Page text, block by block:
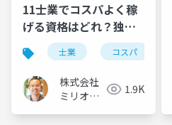
11士業でコスパよく稼
げる資格はどれ？独立
開業に向いているのは
コレ
士業 コスパ
株式会社
ミリオン
1.9K